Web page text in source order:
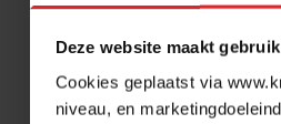
Deze website maakt
Cookies geplaatst via
niveau, en
betreft de akte
voor de